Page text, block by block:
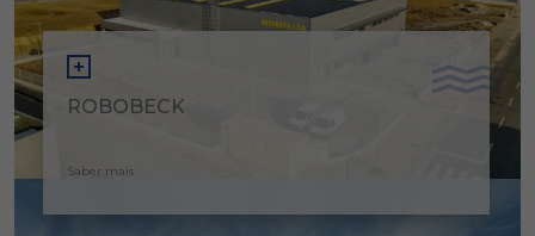
ROBOBECK
Saber mais